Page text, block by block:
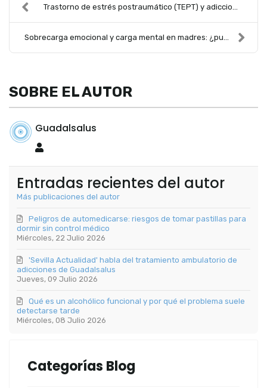
Trastorno de estrés postraumático (TEPT) y adiccio...
Sobrecarga emocional y carga mental en madres: ¿pu...
SOBRE EL AUTOR
Guadalsalus
Guadalsalus
Entradas recientes del autor
Más publicaciones del autor
Miércoles, 22 Julio 2026
Peligros de automedicarse: riesgos de tomar pastillas para
dormir sin control médico
Jueves, 09 Julio 2026
'Sevilla Actualidad' habla del tratamiento ambulatorio de
adicciones de Guadalsalus
Miércoles, 08 Julio 2026
Qué es un alcohólico funcional y por qué el problema suele
detectarse tarde
Categorías Blog